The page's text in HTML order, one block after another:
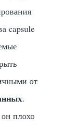
capsule
от
.
плохо